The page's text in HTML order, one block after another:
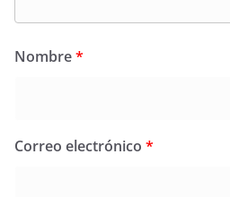
Nombre*
Correo electrónico *